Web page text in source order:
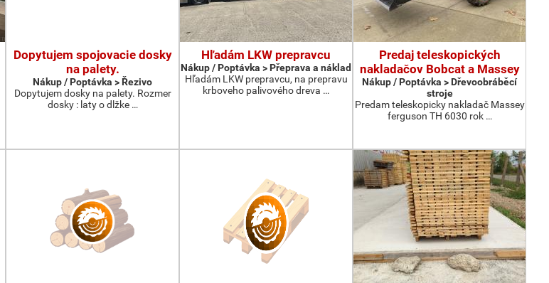
Dopytujem spojovacie dosky
na palety.
Nákup / Poptávka > Řezivo
Dopytujem dosky na palety. Rozmer
dosky : laty o dlžke …
Hľadám LKW prepravcu
Nákup / Poptávka > Přeprava a náklad
Hľadám LKW prepravcu, na prepravu
krboveho palivového dreva …
Predaj teleskopických
nakladačov Bobcat a Massey
Nákup / Poptávka > Dřevoobráběcí
stroje
Predam teleskopicky nakladač Massey
ferguson TH 6030 rok …